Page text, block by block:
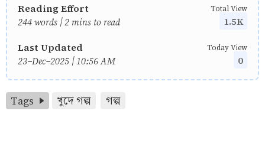
Reading Effort
244 words | 2 mins to read
Total View
1.5K
Last Updated
23-Dec-2025 | 10:56 AM
Today View
0
Tags খুদে গল্প গল্প